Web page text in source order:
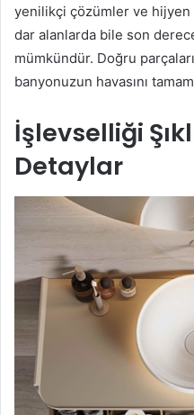
yenilikçi çözümler ve hijyen
dar alanlarda bile son
mümkündür. Doğru
banyonuzun havasını
İşlevselliği
Detaylar